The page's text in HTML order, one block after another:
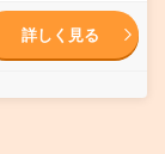
詳しく見る